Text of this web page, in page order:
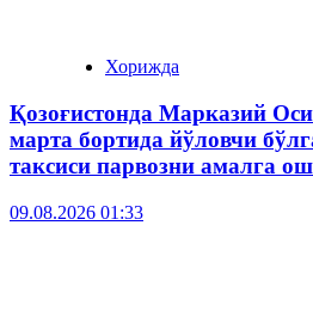
Хорижда
Қозоғистонда Марказий
марта бортида йўловчи
таксиси парвозни амалга
09.08.2026 01:33